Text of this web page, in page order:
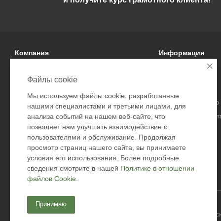
Компания
О компании
Подарочные сертификаты
Информация
Гарантия на товар
Безопасность
Возврат товара
Контакты
2026 © Academyfishing - продажа товаров для рыбалки по
Файлы cookie
Мы используем файлы cookie, разработанные
нашими специалистами и третьими лицами, для
анализа событий на нашем веб-сайте, что
позволяет нам улучшать взаимодействие с
пользователями и обслуживание. Продолжая
просмотр страниц нашего сайта, вы принимаете
условия его использования. Более подробные
сведения смотрите в нашей Политике в отношении
файлов Cookie
Принимаю